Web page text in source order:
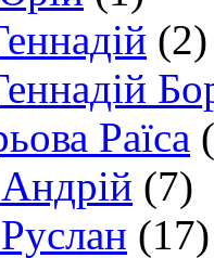
(2)
Раїса
(7)
(17)